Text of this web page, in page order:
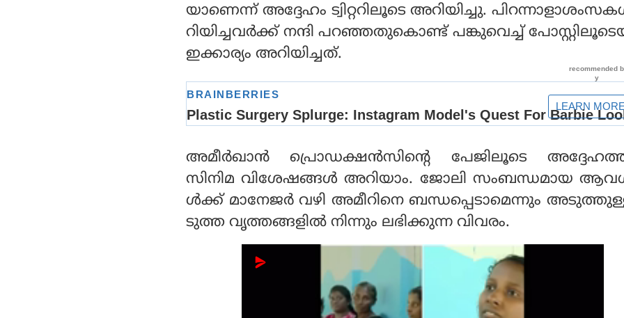
യാണെന്ന് അദ്ദേഹം ട്വിറ്ററിലൂടെ അറിയിച്ചു.
റിയിച്ചവര്‍ക്ക് നന്ദി പറഞ്ഞതുകൊണ്ട് പങ്കുവെച്ച്
ഇക്കാര്യം അറിയിച്ചത്.
അമീര്‍ഖാന്‍ പ്രൊഡക്ഷന്‍സിന്റെ പേജിലൂടെ
സിനിമ വിശേഷങ്ങള്‍ അറിയാം. ജോലി സംബന്ധമായ
ള്‍ക്ക് മാനേജര്‍ വഴി അമീറിനെ ബന്ധപ്പെടാമെന്നും
ടുത്ത വൃത്തങ്ങളില്‍ നിന്നും ലഭിക്കുന്ന വിവരം.